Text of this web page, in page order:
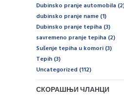
Dubinsko pranje automobila
dubinsko pranje name (1)
Dubinsko pranje tepiha (3)
savremeno pranje tepiha (2)
Sušenje tepiha u komori (3)
Tepih (3)
Uncategorized (112)
СКОРАШЊИ ЧЛАНЦИ